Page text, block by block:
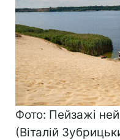
Фото: Пейзажі
(Віталій